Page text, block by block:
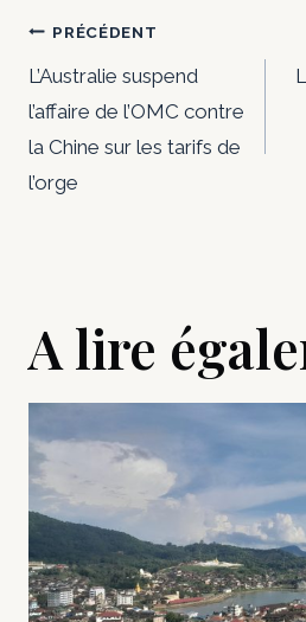
Navigation
de
l’article
PRÉCÉDENT
L’Australie suspend
l’affaire de l’OMC contre
la Chine sur les tarifs de
l’orge
A lire